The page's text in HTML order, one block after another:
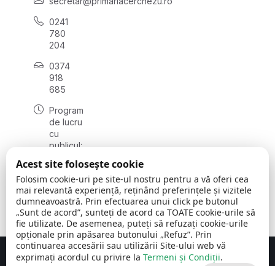
0241
780
204
0374
918
685
Program
de lucru
cu
publicul:
08:00 -
16:30
, vineri:
08:00 -
14:00
Concept realizat de Big Media Relații Publice SRL
Acest site folosește cookie
Folosim cookie-uri pe site-ul nostru pentru a vă oferi cea
mai relevantă experiență, reținând preferințele și vizitele
dumneavoastră. Prin efectuarea unui click pe butonul
„Sunt de acord”, sunteți de acord ca TOATE cookie-urile să
fie utilizate. De asemenea, puteți să refuzați cookie-urile
opționale prin apăsarea butonului „Refuz”. Prin
continuarea accesării sau utilizării Site-ului web vă
exprimați acordul cu privire la Termeni și Condiții.